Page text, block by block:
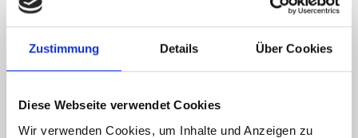
Zustimmung Details Über Cookies
Diese Webseite verwendet Cookies
Wir verwenden Cookies, um Inhalte und Anzeigen zu